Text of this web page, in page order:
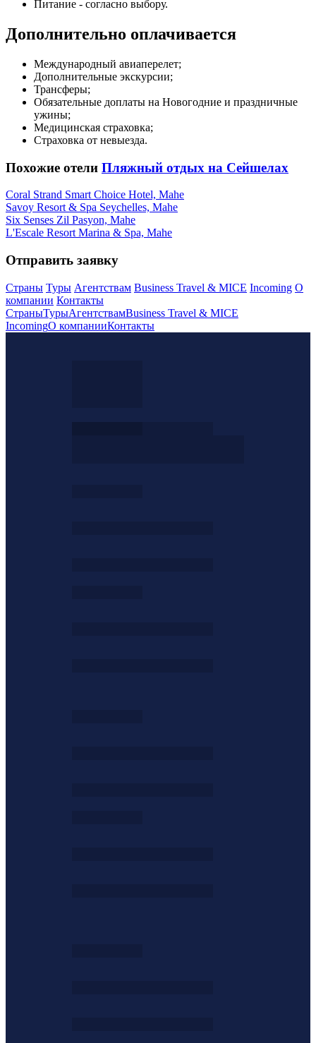
Питание - согласно выбору.
Дополнительно оплачивается
Международный авиаперелет;
Дополнительные экскурсии;
Трансферы;
Обязательные доплаты на Новогодние и праздничные
ужины;
Медицинская страховка;
Страховка от невыезда.
Похожие отели Пляжный отдых на Сейшелах
Coral Strand Smart Choice Hotel, Mahe
Savoy Resort & Spa Seychelles, Mahe
Six Senses Zil Pasyon, Mahe
L'Escale Resort Marina & Spa, Mahe
Отправить заявку
Страны Туры Агентствам Business Travel & MICE Incoming О
компании Контакты
СтраныТурыАгентствамBusiness Travel & MICE
IncomingО компанииКонтакты